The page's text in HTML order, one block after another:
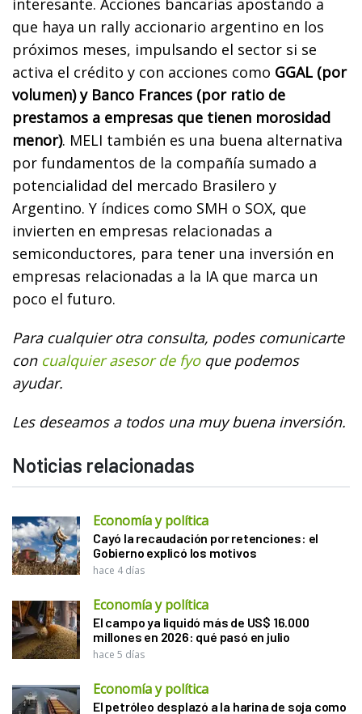
que haya un rally accionario argentino en los
próximos meses, impulsando el sector si se
activa el crédito y con acciones como GGAL (por
volumen) y Banco Frances (por ratio de
prestamos a empresas que tienen morosidad
menor). MELI también es una buena alternativa
por fundamentos de la compañía sumado a
potencialidad del mercado Brasilero y
Argentino. Y índices como SMH o SOX, que
invierten en empresas relacionadas a
semiconductores, para tener una inversión en
empresas relacionadas a la IA que marca un
poco el futuro.
Para cualquier otra consulta, podes comunicarte
con cualquier asesor de fyoque podemos
ayudar.
Les deseamos a todos una muy buena inversión.
Noticias relacionadas
Economía y política
Cayó la recaudación por retenciones: el
Gobierno explicó los motivos
hace 4 días
Economía y política
El campo ya liquidó más de US$ 16.000
millones en 2026: qué pasó en julio
hace 5 días
Economía y política
El petróleo desplazó a la harina de soja como